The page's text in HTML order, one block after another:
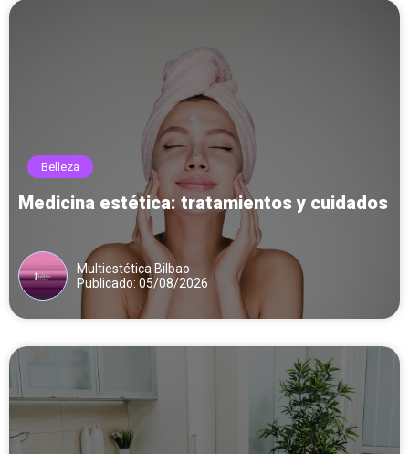
Belleza
Medicina estética: tratamientos y cuidados
Multiestética Bilbao
Publicado: 05/08/2026